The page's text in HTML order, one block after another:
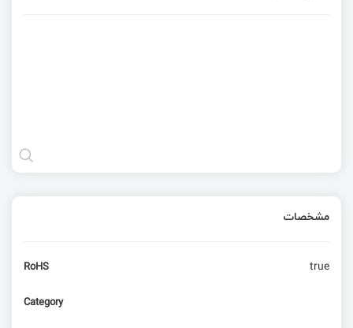
مشخصات
RoHS true
Category